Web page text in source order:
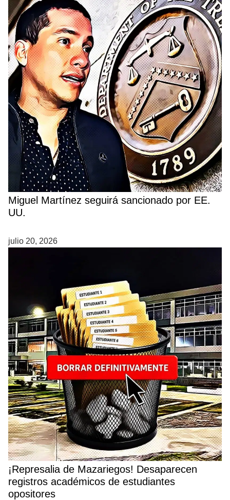
Miguel Martínez seguirá sancionado por EE.
UU.
julio 20, 2026
¡Represalia de Mazariegos! Desaparecen
registros académicos de estudiantes
opositores